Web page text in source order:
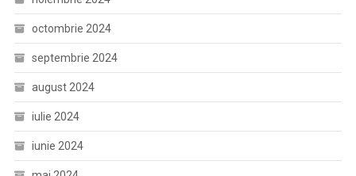
octombrie 2024
septembrie 2024
august 2024
iulie 2024
iunie 2024